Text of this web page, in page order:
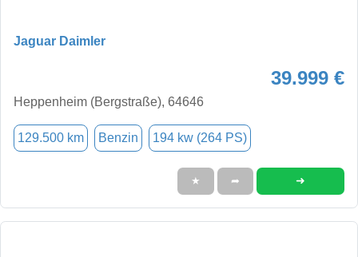
Jaguar Daimler
39.999 €
Heppenheim (Bergstraße), 64646
129.500 km Benzin 194 kw (264 PS)
★ ➦ ➜